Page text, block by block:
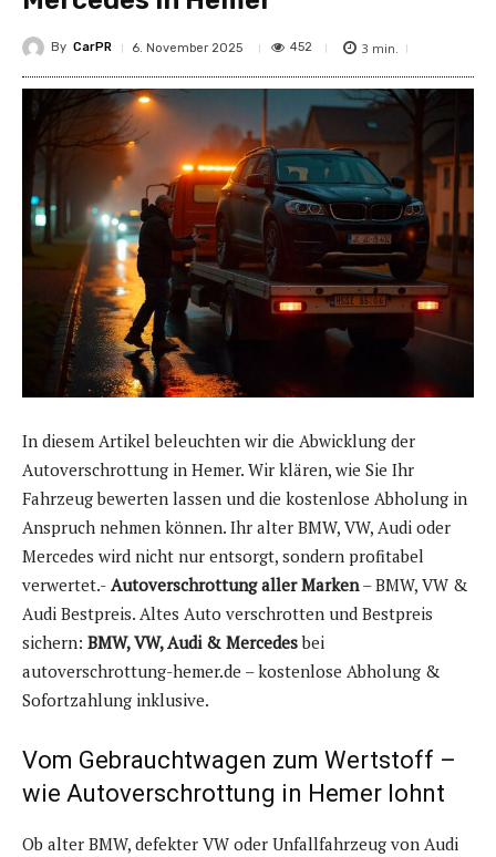
By CarPR 6. November 2025 452 3 min.
In diesem Artikel beleuchten wir die Abwicklung der
Autoverschrottung in Hemer. Wir klären, wie Sie Ihr
Fahrzeug bewerten lassen und die kostenlose Abholung in
Anspruch nehmen können. Ihr alter BMW, VW, Audi oder
Mercedes wird nicht nur entsorgt, sondern profitabel
verwertet.- Autoverschrottung aller Marken– BMW, VW &
Audi Bestpreis. Altes Auto verschrotten und Bestpreis
sichern: BMW, VW, Audi & Mercedesbei
autoverschrottung-hemer.de – kostenlose Abholung &
Sofortzahlung inklusive.
Vom Gebrauchtwagen zum Wertstoff –
wie Autoverschrottung in Hemer lohnt
Ob alter BMW, defekter VW oder Unfallfahrzeug von Audi